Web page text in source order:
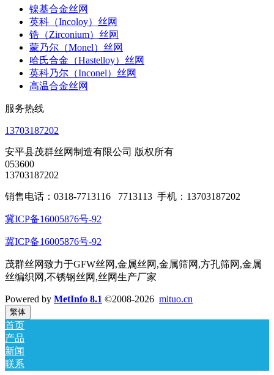
镍基合金丝网
英科（Incoloy）丝网
锆（Zirconium）丝网
蒙乃尔（Monel）丝网
哈氏合金（Hastelloy）丝网
英科乃尔（Inconel）丝网
高温合金丝网
服务热线
13703187202
安平县茂群丝网制造有限公司 版权所有
053600
13703187202
销售电话：0318-7713116 7713113 手机：13703187202
冀ICP备16005876号-92
冀ICP备16005876号-92
茂群丝网致力于GFW丝网,金属丝网,金属筛网,方孔筛网,金属
丝编织网,不锈钢丝网,丝网生产厂家
Powered by MetInfo 8.1 ©2008-2026 mituo.cn
繁体
首页
产品
新闻
联系